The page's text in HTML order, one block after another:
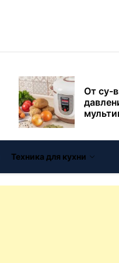
Техника для кухни